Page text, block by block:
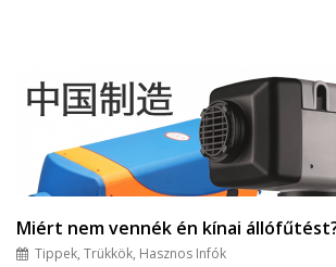
Miért nem vennék én kínai
Tippek, Trükkök, Hasznos Infók